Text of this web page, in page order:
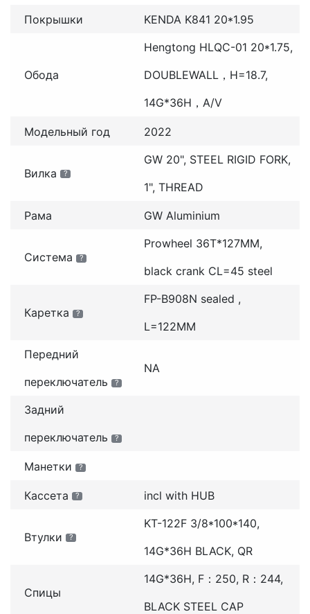
Покрышки KENDA K841 20*1.95
Обода
Hengtong HLQC-01 20*1.75,
DOUBLEWALL，H=18.7,
14G*36H，A/V
Модельный год 2022
Вилка ?
GW 20", STEEL RIGID FORK,
1", THREAD
Рама GW Aluminium
Система ?
Prowheel 36T*127MM,
black crank CL=45 steel
Каретка ?
FP-B908N sealed ,
L=122MM
Передний
переключатель
?
NA
Задний
переключатель
?
Манетки ?
Кассета ? incl with HUB
Втулки ?
KT-122F 3/8*100*140,
14G*36H BLACK, QR
Спицы
14G*36H, F：250, R：244,
BLACK STEEL CAP